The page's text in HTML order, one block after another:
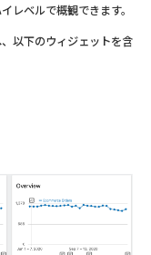
レベルで概観できます。
以下のウィジェットを含